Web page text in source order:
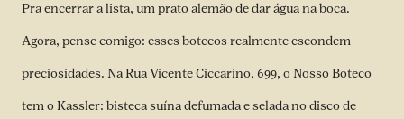
Pra encerrar a lista, um prato alemão de dar água na boca.
Agora, pense comigo: esses botecos realmente escondem
preciosidades. Na Rua Vicente Ciccarino, 699, o Nosso Boteco
tem o Kassler: bisteca suína defumada e selada no disco de